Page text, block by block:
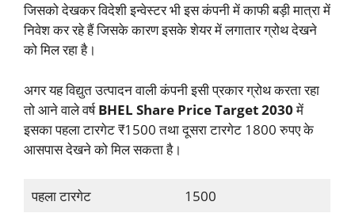
जिसको देखकर विदेशी इन्वेस्टर भी इस कंपनी में काफी बड़ी मात्रा में
निवेश कर रहे हैं जिसके कारण इसके शेयर में लगातार ग्रोथ देखने
को मिल रहा है।
अगर यह विद्युत उत्पादन वाली कंपनी इसी प्रकार ग्रोथ करता रहा
तो आने वाले वर्षBHEL Share Price Target 2030में
इसका पहला टारगेट ₹1500 तथा दूसरा टारगेट 1800 रुपए के
आसपास देखने को मिल सकता है।
पहला टारगेट
1500